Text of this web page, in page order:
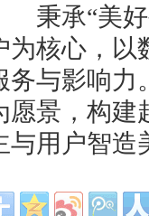
秉承“美好
为核心，以
务与影响力
愿景，构建
与用户智造